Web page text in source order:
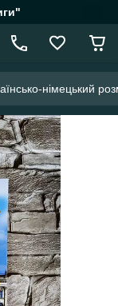
німецький